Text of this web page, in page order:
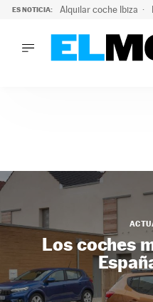
Saltar
al
contenido
ES NOTICIA: Alquilar coche Ibiza
VIRALES
MOTOS
SUPERCOCHES
MOTORTV
PREMIOS
Los coches